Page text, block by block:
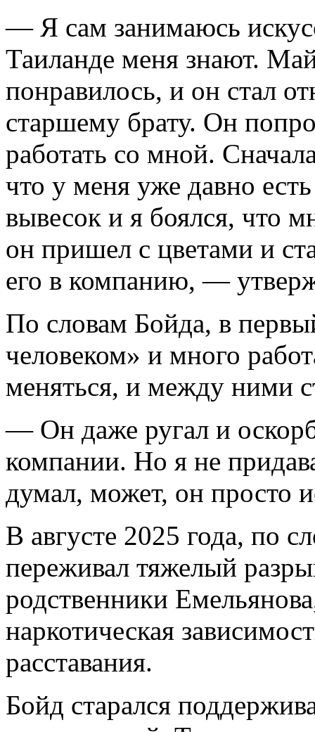
— Я сам занимаюсь
Таиланде меня знают.
понравилось, и он стал
старшему брату. Он
работать со мной.
что у меня уже давно
вывесок и я боялся, что
он пришел с цветами и
его в компанию, —
По словам Бойда, в
человеком» и много
меняться, и между ними
— Он даже ругал и
компании. Но я не
думал, может, он просто
В августе 2025 года, по
переживал тяжелый
родственники
наркотическая
расставания.
Бойд старался